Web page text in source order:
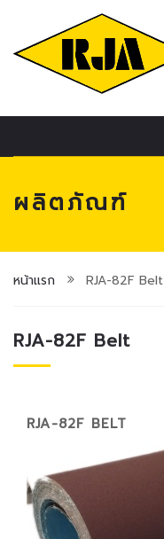
ผลิตภัณฑ์
หน้าแรก RJA-82F Belt
RJA-82F Belt
RJA-82F BELT